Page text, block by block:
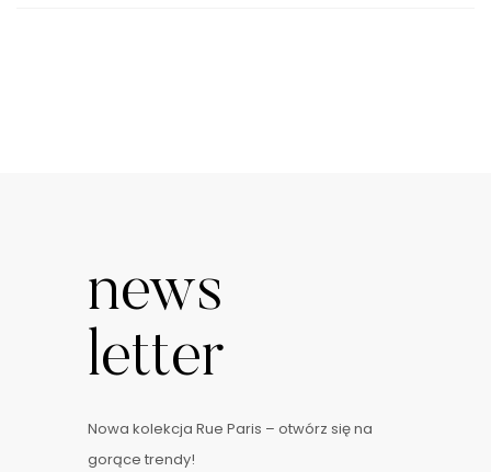
news
letter
Nowa kolekcja Rue Paris – otwórz się na
gorące trendy!